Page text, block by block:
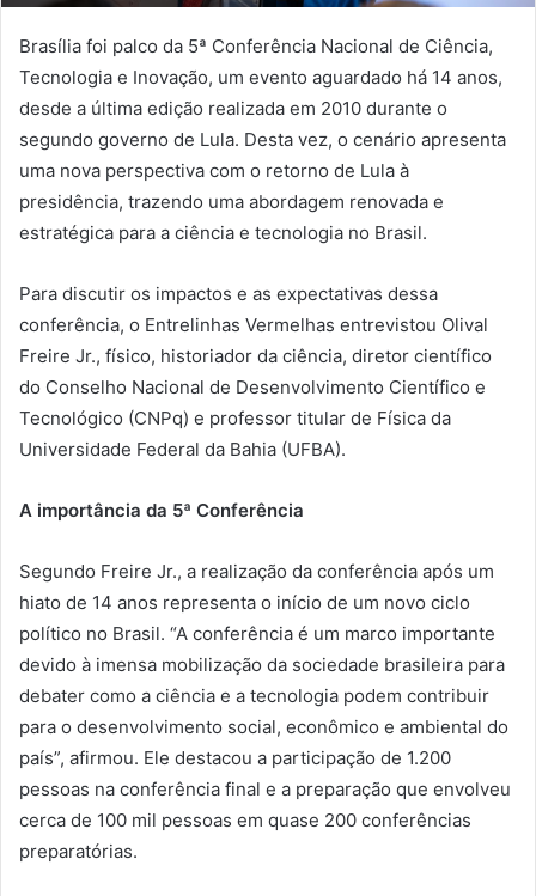
Brasília foi palco da 5ª Conferência Nacional de Ciência,
Tecnologia e Inovação, um evento aguardado há 14 anos,
desde a última edição realizada em 2010 durante o
segundo governo de Lula. Desta vez, o cenário apresenta
uma nova perspectiva com o retorno de Lula à
presidência, trazendo uma abordagem renovada e
estratégica para a ciência e tecnologia no Brasil.
Para discutir os impactos e as expectativas dessa
conferência, o Entrelinhas Vermelhas entrevistou Olival
Freire Jr., físico, historiador da ciência, diretor científico
do Conselho Nacional de Desenvolvimento Científico e
Tecnológico (CNPq) e professor titular de Física da
Universidade Federal da Bahia (UFBA).
A importância da 5ª Conferência
Segundo Freire Jr., a realização da conferência após um
hiato de 14 anos representa o início de um novo ciclo
político no Brasil. “A conferência é um marco importante
devido à imensa mobilização da sociedade brasileira para
debater como a ciência e a tecnologia podem contribuir
para o desenvolvimento social, econômico e ambiental do
país”, afirmou. Ele destacou a participação de 1.200
pessoas na conferência final e a preparação que envolveu
cerca de 100 mil pessoas em quase 200 conferências
preparatórias.